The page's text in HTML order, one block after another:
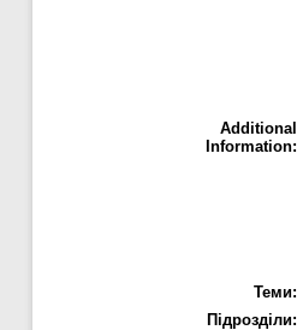
Additional
Information:
Теми:
Підрозділи: